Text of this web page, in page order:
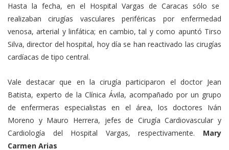
Hasta la fecha, en el Hospital Vargas de Caracas sólo se
realizaban cirugías vasculares periféricas por enfermedad
venosa, arterial y linfática; en cambio, tal y como apuntó Tirso
Silva, director del hospital, hoy día se han reactivado las cirugías
cardíacas de tipo central.
Vale destacar que en la cirugía participaron el doctor Jean
Batista, experto de la Clínica Ávila, acompañado por un grupo
de enfermeras especialistas en el área, los doctores Iván
Moreno y Mauro Herrera, jefes de Cirugía Cardiovascular y
Cardiología del Hospital Vargas, respectivamente. Mary
Carmen Arias